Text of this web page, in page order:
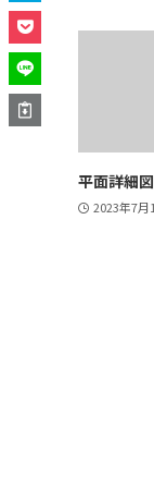
平面詳細図
2023年7月